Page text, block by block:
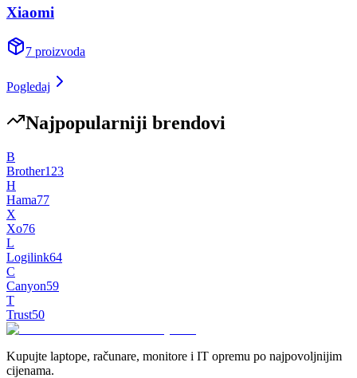
Xiaomi
7 proizvoda
Pogledaj
Najpopularniji brendovi
B
Brother123
H
Hama77
X
Xo76
L
Logilink64
C
Canyon59
T
Trust50
Kupujte laptope, računare, monitore i IT opremu po najpovoljnijim
cijenama.